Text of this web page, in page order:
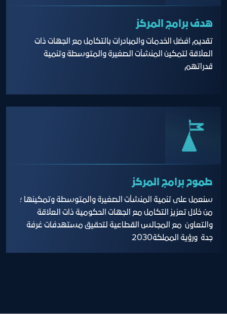
هدف برامج المركز
تقديم افضل الخدمات والمبادرات بالتكامل مع الجهات ذات
العلاقة لتمكين المنشآت الصغيرة والمتوسطة وتنمية
قدراتهم
طموح برامج المركز
سنعمل على تنمية المنشآت الصغيرة والمتوسطة وتمكينها ؛
من خلال تعزيز التكامل مع الجهات الحكومية ذات العلاقة
والتعاون مع المجالس القطاعية لتحقيق مستهدفات غرفة
جدة ورؤية المملكة2030